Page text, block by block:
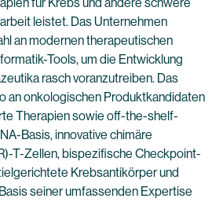
leistet. Das Unternehmen
an modernen therapeutischen
Tools, um die Entwicklung
rasch voranzutreiben. Das
an onkologischen Produktkandidaten
Therapien sowie off-the-shelf-
Basis, innovative chimäre
T-Zellen, bispezifische Checkpoint-
Krebsantikörper und
seiner umfassenden Expertise